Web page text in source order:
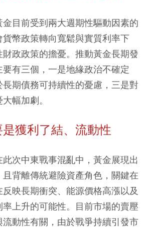
目前受到兩大週期性驅動因素的
幣政策轉向寬鬆與實質利率下
政政策的擔憂。推動黃金長期發
有三個，一是地緣政治不確定
期債務可持續性的憂慮，三是對
幅加劇。
獲利了結、流動性
次中東戰事混亂中，黃金展現出
背離傳統避險資產角色，關鍵在
映長期衝突、能源價格高漲以及
上升的可能性。目前市場的賣壓
動性有關，由於戰爭持續引發市